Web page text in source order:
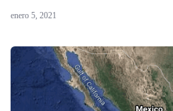
enero 5, 2021